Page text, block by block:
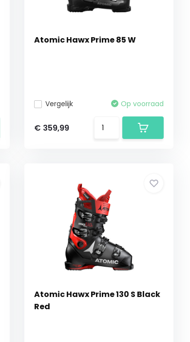
Atomic Hawx Prime 85 W
Vergelijk Op voorraad
€ 359,99
Atomic Hawx Prime 130 S Black
Red